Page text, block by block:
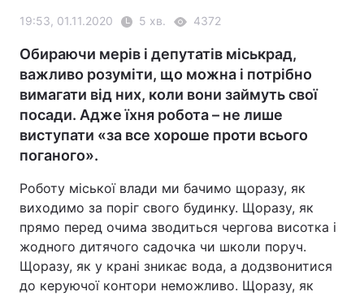
19:53, 01.11.2020 5 хв. 4372
Обираючи мерів і депутатів міськрад,
важливо розуміти, що можна і потрібно
вимагати від них, коли вони займуть свої
посади. Адже їхня робота – не лише
виступати «за все хороше проти всього
поганого».
Роботу міської влади ми бачимо щоразу, як
виходимо за поріг свого будинку. Щоразу, як
прямо перед очима зводиться чергова висотка і
жодного дитячого садочка чи школи поруч.
Щоразу, як у крані зникає вода, а додзвонитися
до керуючої контори неможливо. Щоразу, як